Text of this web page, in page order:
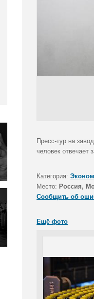
Пресс-тур на
человек отвечает
Категория:
Место: Россия,
Сообщить об
Ещё фото